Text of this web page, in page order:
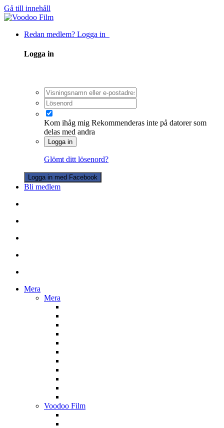
Gå till innehåll
Redan medlem? Logga in
Logga in
Kom ihåg mig Rekommenderas inte på datorer som
delas med andra
Logga in
Glömt ditt lösenord?
Logga in med Facebook
Bli medlem
Mera
Mera
Voodoo Film